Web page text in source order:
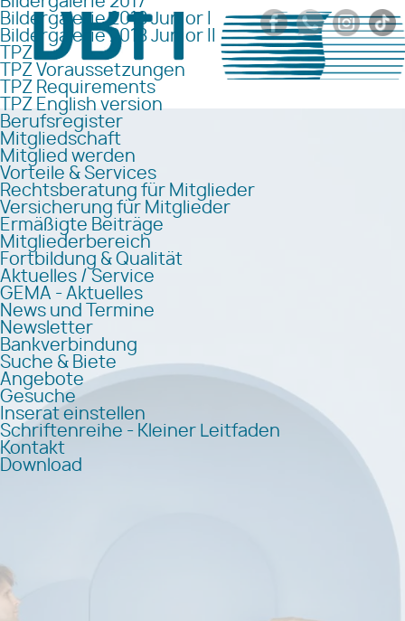
Bildergalerie 2018 Junior I
Bildergalerie 2018 Junior II
TPZ
TPZ Voraussetzungen
TPZ Requirements
TPZ English version
Berufsregister
Mitgliedschaft
Mitglied werden
Vorteile & Services
Rechtsberatung für Mitglieder
Versicherung für Mitglieder
Ermäßigte Beiträge
Mitgliederbereich
Fortbildung & Qualität
Aktuelles / Service
GEMA - Aktuelles
News und Termine
Newsletter
Bankverbindung
Suche & Biete
Angebote
Gesuche
Inserat einstellen
Schriftenreihe - Kleiner Leitfaden
Kontakt
Download